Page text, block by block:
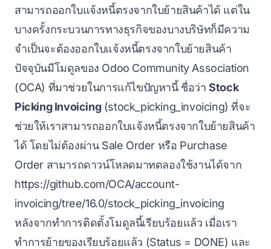
สามารถออกใบแจ้งหนี้ตรงจากใบย้ายสินค้าได้ แต่ใน
บางครั้งกระบวนการทางธุรกิจของบางบริษัทก็มีความ
จำเป็นจะต้องออกใบแจ้งหนี้ตรงจากใบย้ายสินค้า
ปัจจุบันมีโมดูลของ Odoo Community Association
(OCA) ที่มาช่วยในการแก้ไขปัญหานี้ ชื่อว่าStock
Picking Invoicing(stock_picking_invoicing) ที่จะ
ช่วยให้เราสามารถออกใบแจ้งหนี้ตรงจากใบย้ายสินค้า
ได้ โดยไม่ต้องผ่าน Sale Order หรือ Purchase
Order สามารถดาวน์โหลดมาทดลองใช้งานได้จาก
https://github.com/OCA/account-
invoicing/tree/16.0/stock_picking_invoicing
หลังจากทำการติดตั้งโมดูลนี้เรียบร้อยแล้ว เมื่อเรา
ทำการย้ายของเรียบร้อยแล้ว (Status = DONE) และ